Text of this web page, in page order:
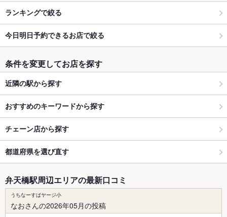
ランキングで絞る
今日明日予約できるお店で絞る
条件を変更してお店を探す
近隣の駅から探す
おすすめのキーワードから探す
チェーン店から探す
都道府県を選び直す
弁天橋駅周辺エリアの最新口コミ
うちなーすばヤージ小
なおさんの2026年05月の投稿